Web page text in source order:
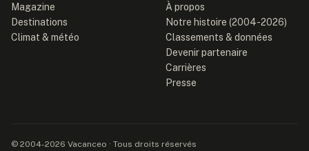
Magazine
Destinations
Climat & météo
À propos
Notre histoire (2004-2026)
Classements & données
Devenir partenaire
Carrières
Presse
© 2004-2026 Vacanceo · Tous droits réservés